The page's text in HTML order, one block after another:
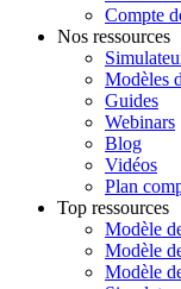
Compte
Nos ressources
Modèles
Guides
Webinars
Blog
Vidéos
Plan
Top ressources
Modèle
Modèle
Modèle